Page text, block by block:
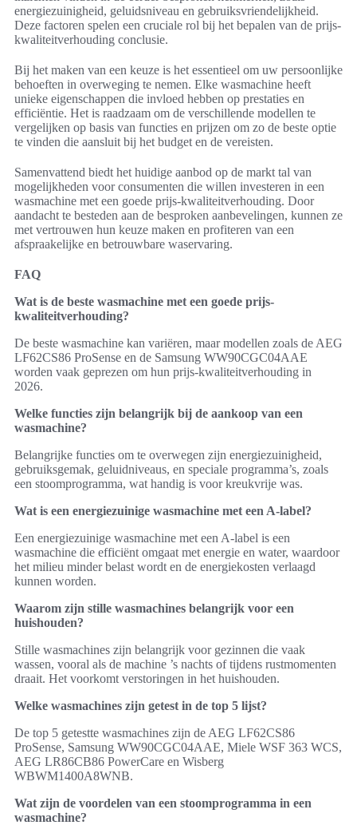
energiezuinigheid, geluidsniveau en gebruiksvriendelijkheid.
Deze factoren spelen een cruciale rol bij het bepalen van de prijs-
kwaliteitverhouding conclusie.
Bij het maken van een keuze is het essentieel om uw persoonlijke
behoeften in overweging te nemen. Elke wasmachine heeft
unieke eigenschappen die invloed hebben op prestaties en
efficiëntie. Het is raadzaam om de verschillende modellen te
vergelijken op basis van functies en prijzen om zo de beste optie
te vinden die aansluit bij het budget en de vereisten.
Samenvattend biedt het huidige aanbod op de markt tal van
mogelijkheden voor consumenten die willen investeren in een
wasmachine met een goede prijs-kwaliteitverhouding. Door
aandacht te besteden aan de besproken aanbevelingen, kunnen ze
met vertrouwen hun keuze maken en profiteren van een
afspraakelijke en betrouwbare waservaring.
FAQ
Wat is de beste wasmachine met een goede prijs-
kwaliteitverhouding?
De beste wasmachine kan variëren, maar modellen zoals de AEG
LF62CS86 ProSense en de Samsung WW90CGC04AAE
worden vaak geprezen om hun prijs-kwaliteitverhouding in
2026.
Welke functies zijn belangrijk bij de aankoop van een
wasmachine?
Belangrijke functies om te overwegen zijn energiezuinigheid,
gebruiksgemak, geluidniveaus, en speciale programma’s, zoals
een stoomprogramma, wat handig is voor kreukvrije was.
Wat is een energiezuinige wasmachine met een A-label?
Een energiezuinige wasmachine met een A-label is een
wasmachine die efficiënt omgaat met energie en water, waardoor
het milieu minder belast wordt en de energiekosten verlaagd
kunnen worden.
Waarom zijn stille wasmachines belangrijk voor een
huishouden?
Stille wasmachines zijn belangrijk voor gezinnen die vaak
wassen, vooral als de machine ’s nachts of tijdens rustmomenten
draait. Het voorkomt verstoringen in het huishouden.
Welke wasmachines zijn getest in de top 5 lijst?
De top 5 getestte wasmachines zijn de AEG LF62CS86
ProSense, Samsung WW90CGC04AAE, Miele WSF 363 WCS,
AEG LR86CB86 PowerCare en Wisberg
WBWM1400A8WNB.
Wat zijn de voordelen van een stoomprogramma in een
wasmachine?